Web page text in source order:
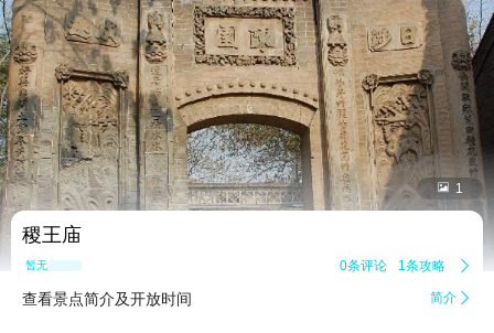
 1
稷王庙
暂无点评 0条评论 1条攻略 
查看景点简介及开放时间 简介 
